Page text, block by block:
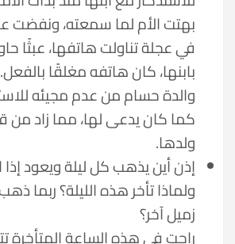
بهتت الأم لما سمعته، ونفضت
في عجلة تناولت هاتفها، عبثًا
بابنها، كان هاتفه مغلقًا
والدة حسام من عدم مجيئه
كما كان يدعى لها، مما زاد من
ولدها.
إذن أين يذهب كل ليلة ويعود إذا
ولماذا تأخر هذه الليلة؟ ربما
زميل آخر؟
راحت في هذه الساعة المتأخرة